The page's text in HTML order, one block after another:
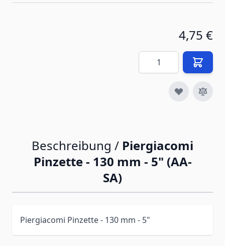
4,75 €
Menge
Beschreibung / Piergiacomi
Pinzette - 130 mm - 5" (AA-
SA)
Piergiacomi Pinzette - 130 mm - 5"